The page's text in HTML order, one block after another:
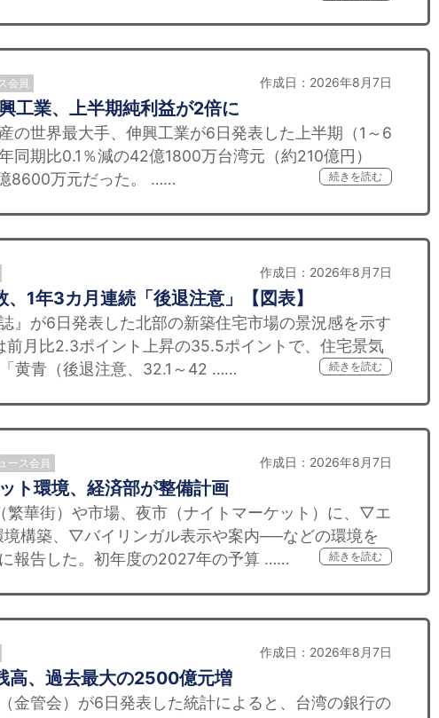
会員 作成日：2026年8月7日
工業、上半期純利益が2倍に
の世界最大手、伸興工業が6日発表した上半期（1～6
同期比0.1％減の42億1800万台湾元（約210億円）
8600万元だった。 ……
続きを読む
作成日：2026年8月7日
1年3カ月連続「後退注意」【図表】
』が6日発表した北部の新築住宅市場の景況感を示す
前月比2.3ポイント上昇の35.5ポイントで、住宅景気
黄青（後退注意、32.1～42 ……
続きを読む
ース会員 作成日：2026年8月7日
ト環境、経済部が整備計画
華街）や市場、夜市（ナイトマーケット）に、▽エ
構築、▽バイリンガル表示や案内──などの環境を
報告した。初年度の2027年の予算 ……
続きを読む
作成日：2026年8月7日
高、過去最大の2500億元増
金管会）が6日発表した統計によると、台湾の銀行の